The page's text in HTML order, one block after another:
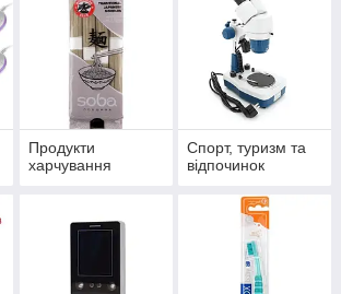
Продукти
харчування
Спорт, туризм та
відпочинок